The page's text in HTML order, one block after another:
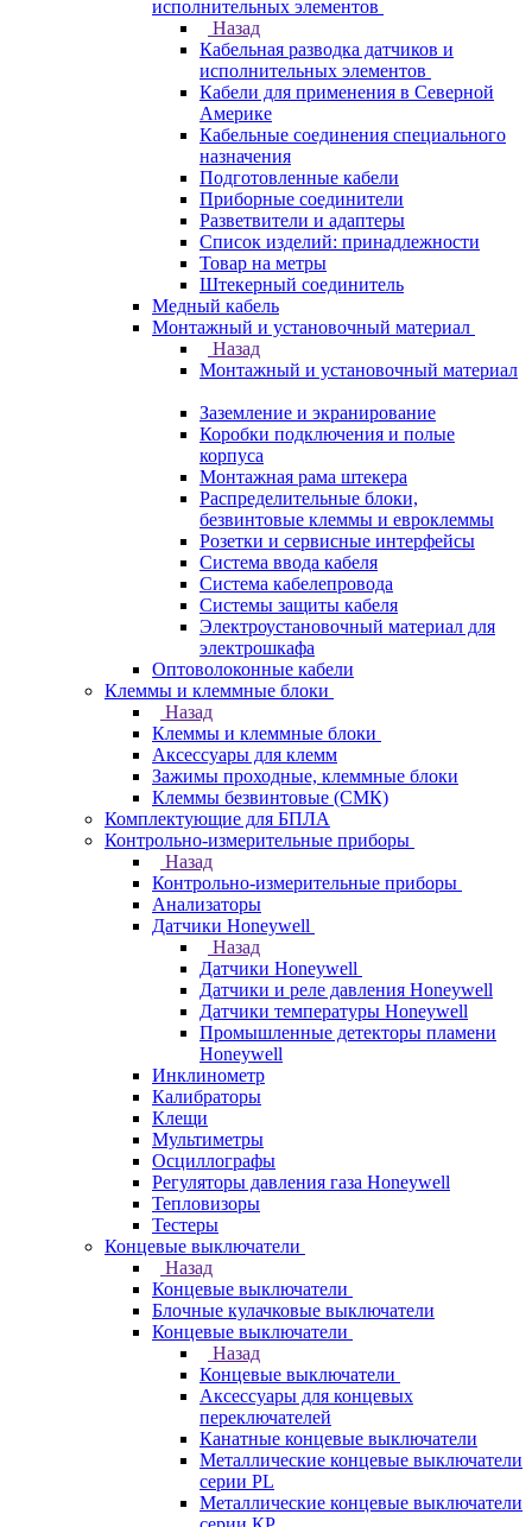
исполнительных элементов
Назад
Кабельная разводка датчиков и
исполнительных элементов
Кабели для применения в Северной
Америке
Кабельные соединения специального
назначения
Подготовленные кабели
Приборные соединители
Разветвители и адаптеры
Список изделий: принадлежности
Товар на метры
Штекерный соединитель
Медный кабель
Монтажный и установочный материал
Назад
Монтажный и установочный материал
Заземление и экранирование
Коробки подключения и полые
корпуса
Монтажная рама штекера
Распределительные блоки,
безвинтовые клеммы и евроклеммы
Розетки и сервисные интерфейсы
Система ввода кабеля
Система кабелепровода
Системы защиты кабеля
Электроустановочный материал для
электрошкафа
Оптоволоконные кабели
Клеммы и клеммные блоки
Назад
Клеммы и клеммные блоки
Аксессуары для клемм
Зажимы проходные, клеммные блоки
Клеммы безвинтовые (СМК)
Комплектующие для БПЛА
Контрольно-измерительные приборы
Назад
Контрольно-измерительные приборы
Анализаторы
Датчики Honeywell
Назад
Датчики Honeywell
Датчики и реле давления Honeywell
Датчики температуры Honeywell
Промышленные детекторы пламени
Honeywell
Инклинометр
Калибраторы
Клещи
Мультиметры
Осциллографы
Регуляторы давления газа Honeywell
Тепловизоры
Тестеры
Концевые выключатели
Назад
Концевые выключатели
Блочные кулачковые выключатели
Концевые выключатели
Назад
Концевые выключатели
Аксессуары для концевых
переключателей
Канатные концевые выключатели
Металлические концевые выключатели
серии PL
Металлические концевые выключатели